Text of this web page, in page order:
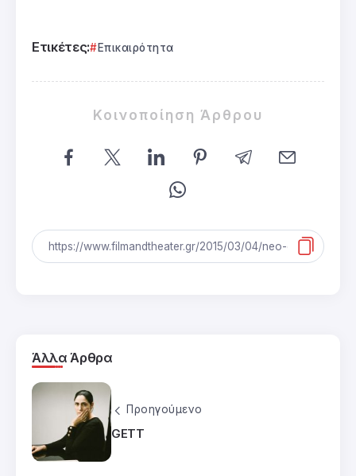
Ετικέτες: Επικαιρότητα
Κοινοποίηση Άρθρου
Άλλα Άρθρα
Προηγούμενο
GETT